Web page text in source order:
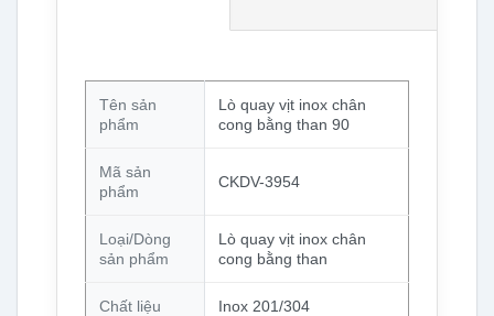
Tên sản
phẩm
Lò quay vịt inox chân
cong bằng than 90
Mã sản
phẩm
CKDV-3954
Loại/Dòng
sản phẩm
Lò quay vịt inox chân
cong bằng than
Chất liệu Inox 201/304